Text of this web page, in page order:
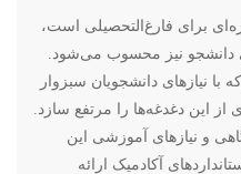
برای فارغ‌التحصیلی است،
دانشجو نیز محسوب می‌شود.
نیازهای دانشجویان سبزوار
از این دغدغه‌ها را مرتفع سازد.
و نیازهای آموزشی این
آکادمیک ارائه